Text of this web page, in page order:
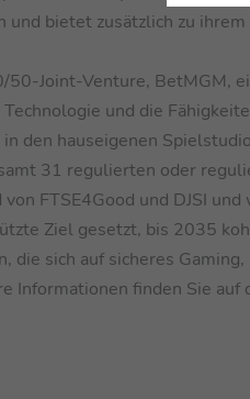
und bietet zusätzlich zu
50-Joint-Venture, BetMGM,
und die
den hauseigenen
31 regulierten oder
FTSE4Good und DJSI
Ziel gesetzt, bis 2035
die sich auf sicheres
Informationen finden Sie auf